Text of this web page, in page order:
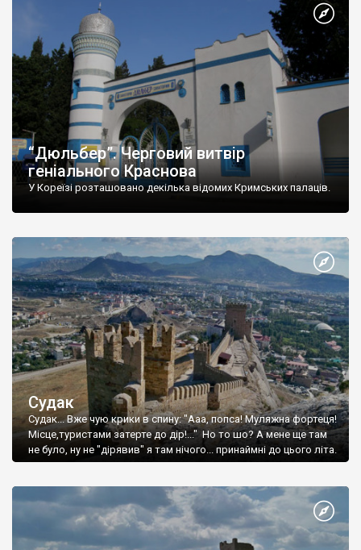
“Дюльбер”. Черговий витвір
геніального Краснова
У Кореїзі розташовано декілька відомих Кримських палаців.
Судак
Судак... Вже чую крики в спину: "Ааа, попса! Муляжна фортеця!
Місце,туристами затерте до дір!..." Но то шо? А мене ще там
не було, ну не "дірявив" я там нічого... принаймні до цього літа.